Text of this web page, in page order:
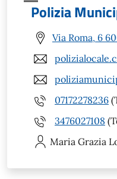
Polizia
Via Roma, 6
07172278236
3476027108
Maria Grazia